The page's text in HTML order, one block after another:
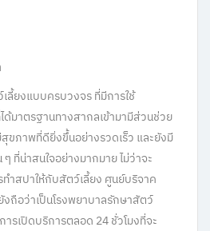
ลี้ยงแบบครบวงจร ที่มีการใช้
ด้มาตรฐานทางสากลเข้ามามีส่วนช่วย
ขภาพที่ดียิ่งขึ้นอย่างรวดเร็ว และยังมี
ที่น่าสนใจอย่างมากมาย ไม่ว่าจะ
ำสปาให้กับสัตว์เลี้ยง ศูนย์บริจาค
ถือว่าเป็นโรงพยาบาลรักษาสัตว์
รเปิดบริการตลอด 24 ชั่วโมงที่จะ